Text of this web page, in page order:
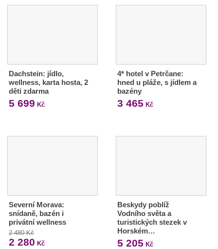
Dachstein: jídlo,
wellness, karta hosta, 2
děti zdarma
5 699 Kč
4* hotel v Petrčane:
hned u pláže, s jídlem a
bazény
3 465 Kč
Severní Morava:
snídaně, bazén i
privátní wellness
2 480 Kč
2 280 Kč
Beskydy poblíž
Vodního světa a
turistických stezek v
Horském…
5 205 Kč